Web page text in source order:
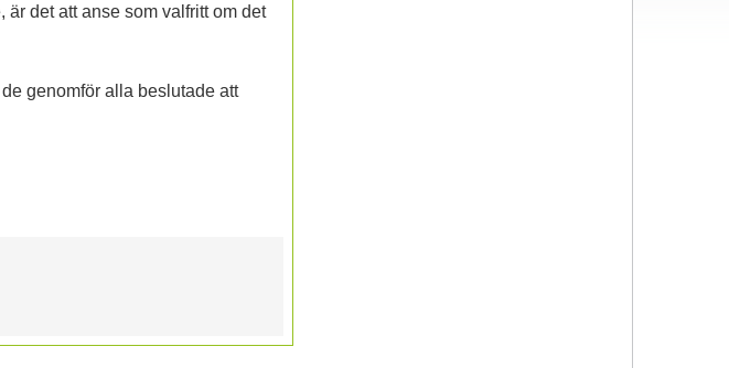
är det att anse som valfritt om det
genomför alla beslutade att